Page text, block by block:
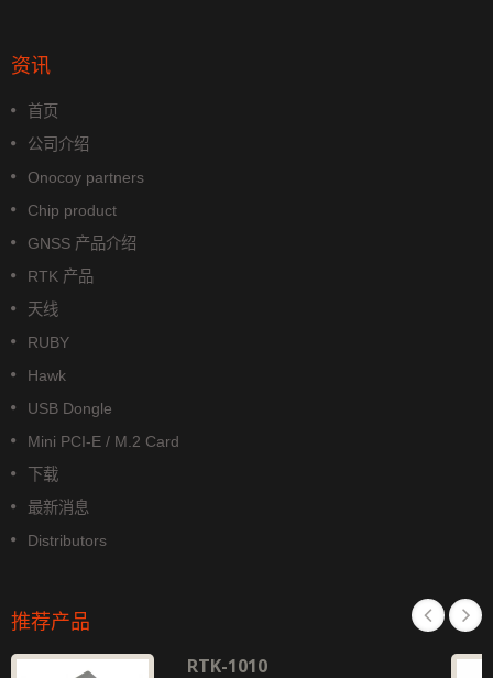
资讯
首页
公司介绍
Onocoy partners
Chip product
GNSS 产品介绍
RTK 产品
天线
RUBY
Hawk
USB Dongle
Mini PCI-E / M.2 Card
下载
最新消息
Distributors
推荐产品
RTK-1010